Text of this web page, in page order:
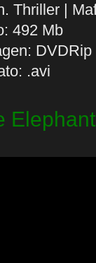
Thriller |
492 Mb
DVDRip
.avi